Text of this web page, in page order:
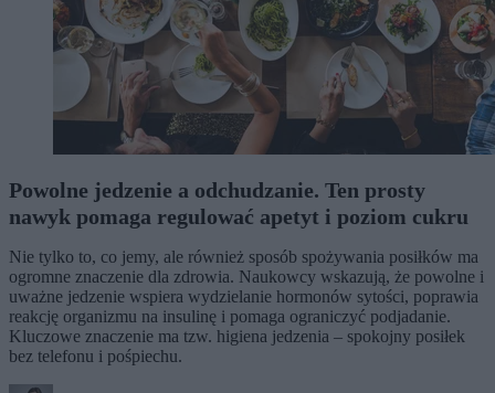
Powolne jedzenie a odchudzanie. Ten prosty
nawyk pomaga regulować apetyt i poziom cukru
Nie tylko to, co jemy, ale również sposób spożywania posiłków ma
ogromne znaczenie dla zdrowia. Naukowcy wskazują, że powolne i
uważne jedzenie wspiera wydzielanie hormonów sytości, poprawia
reakcję organizmu na insulinę i pomaga ograniczyć podjadanie.
Kluczowe znaczenie ma tzw. higiena jedzenia – spokojny posiłek
bez telefonu i pośpiechu.